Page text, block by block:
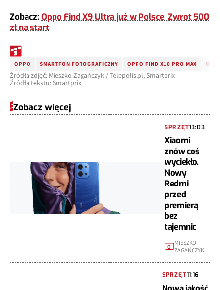
Zobacz:Oppo Find X9 Ultra już w Polsce. Zwrot 500
zł na start
OPPO SMARTFON FOTOGRAFICZNY OPPO FIND X10 PRO MAX
Źródła zdjęć: Mieszko Zagańczyk / Telepolis.pl, Smartprix
Źródła tekstu: Smartprix
Zobacz więcej
SPRZĘT13:03
Xiaomi
znów coś
wyciekło.
Nowy
Redmi
przed
premierą
bez
tajemnic
0
MIESZKO
ZAGAŃCZYK
SPRZĘT11:16